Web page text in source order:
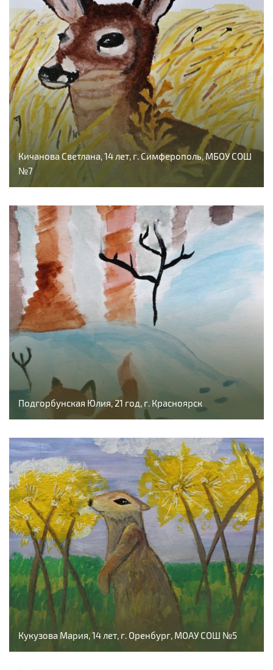
Кичанова Светлана, 14 лет, г. Симферополь, МБОУ СОШ
№7
Подгорбунская Юлия, 21 год, г. Красноярск
Кукузова Мария, 14 лет, г. Оренбург, МОАУ СОШ №5